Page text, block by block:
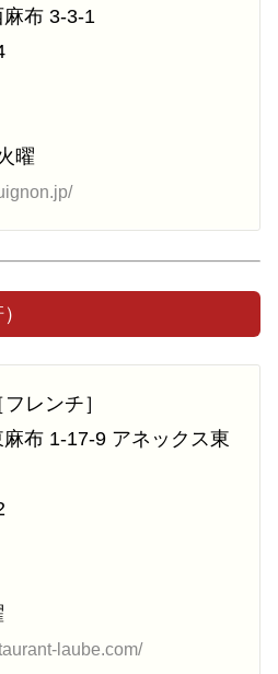
布 3-3-1
曜
レンチ］
布 1-17-9 アネックス東
laube.com/